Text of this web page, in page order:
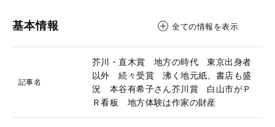
基本情報 全ての情報を表示
記事名
芥川・直木賞 地方の時代 東京出身者
以外 続々受賞 沸く地元紙、書店も盛
況 本谷有希子さん芥川賞 白山市がＰ
Ｒ看板 地方体験は作家の財産